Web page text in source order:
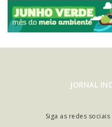
JORNAL
Siga as redes sociais